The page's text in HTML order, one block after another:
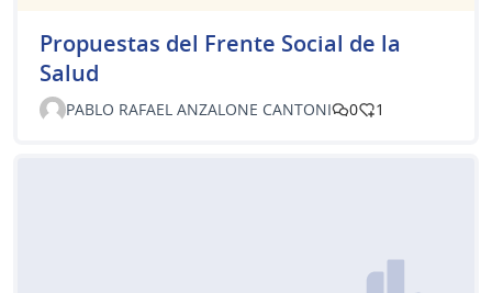
Propuestas del Frente Social de la
Salud
PABLO RAFAEL ANZALONE CANTONI 0 1